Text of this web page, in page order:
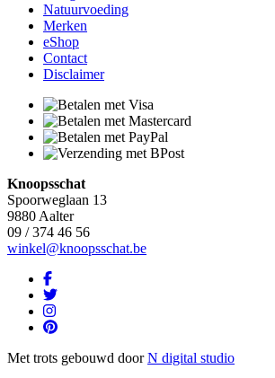
Natuurvoeding
Merken
eShop
Contact
Disclaimer
Knoopsschat
Spoorweglaan 13
9880 Aalter
09 / 374 46 56
winkel@knoopsschat.be
Met trots gebouwd doorN digital studio